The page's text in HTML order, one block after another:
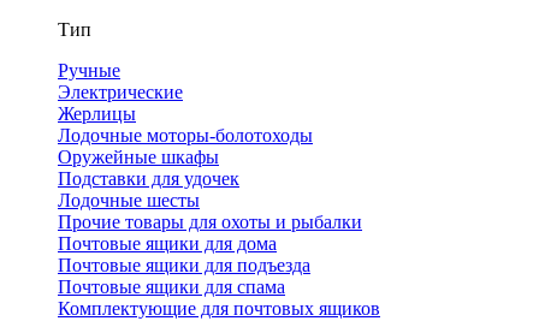
Тип
Ручные
Электрические
Жерлицы
Лодочные моторы-болотоходы
Оружейные шкафы
Подставки для удочек
Лодочные шесты
Прочие товары для охоты и рыбалки
Почтовые ящики для дома
Почтовые ящики для подъезда
Почтовые ящики для спама
Комплектующие для почтовых ящиков